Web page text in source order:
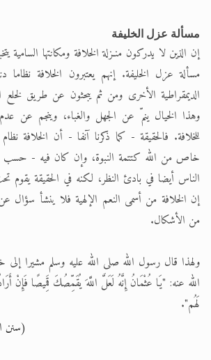
مسألة عزل الخليفة
إن الذين لا يدركون منـزلة الخلافة ومكانتها السامية
مسألة عزل الخليفة. إنهم يعتبرون الخلافة نظاما
الديمقراطية الأخرى ومن ثم يبحثون عن طريق
وهذا الخيال ينمّ عن الجهل والغباء، وينجم عن عدم
للخلافة. فالحقيقة - كما ذكرنا آنفا - أن الخلافة
خاص من الله كتتمة النبوة، وإن كان فيه - حسب
الناس أيضا في بادئ النظر، لكنه في الحقيقة يقوم
إن الخلافة من أسمى النعم الإلهية فلا ينشأ
من الأشكال.
ولهذا قال رسول الله صلى الله عليه وسلم مشيرا
الله عنه: "يَا عُثْمَانُ إِنَّهُ لَعَلَّ اللَّهَ يُقَمِّصُكَ قَمِيصًا فَإِنْ
لَهُم".
(سنن